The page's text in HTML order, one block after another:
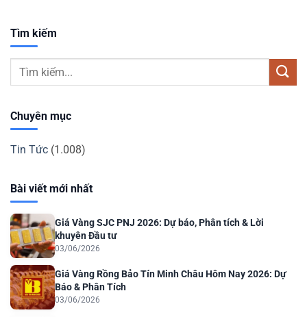
Tìm kiếm
Chuyên mục
Tin Tức (1.008)
Bài viết mới nhất
Giá Vàng SJC PNJ 2026: Dự báo, Phân tích & Lời
khuyên Đầu tư
03/06/2026
Giá Vàng Rồng Bảo Tín Minh Châu Hôm Nay 2026: Dự
Báo & Phân Tích
03/06/2026